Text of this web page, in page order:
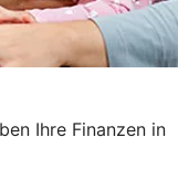
Ihre Finanzen in